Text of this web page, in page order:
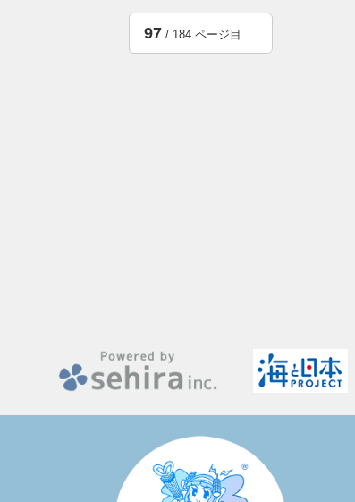
97 / 184 ページ目